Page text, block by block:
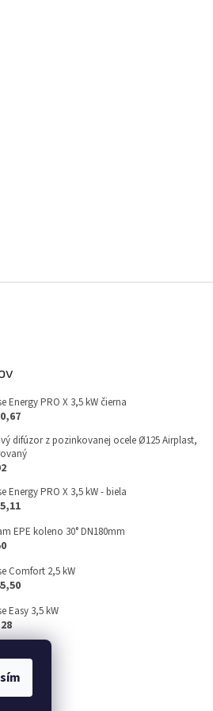
Energy PRO X 3,5 kW čierna
difúzor z pozinkovanej ocele Ø125 Airplast,
Energy PRO X 3,5 kW - biela
EPE koleno 30° DN180mm
Comfort 2,5 kW
Easy 3,5 kW